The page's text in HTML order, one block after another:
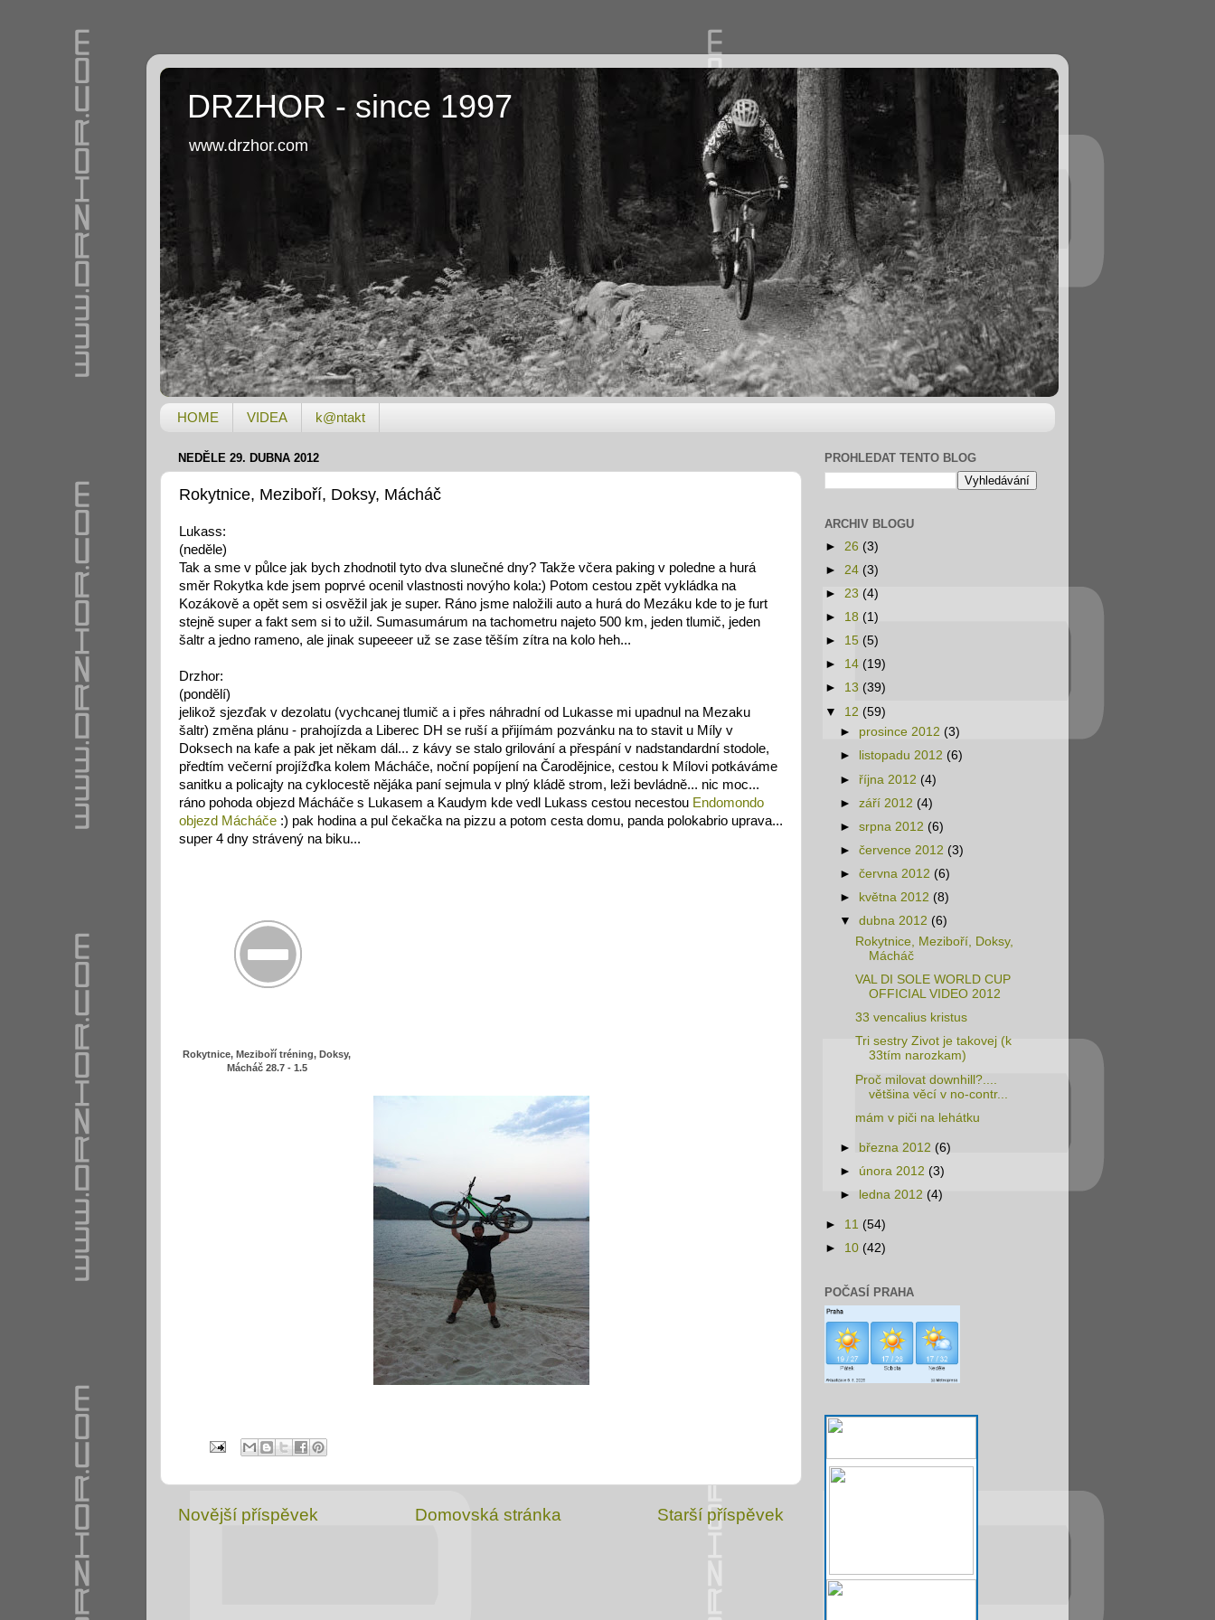
DRZHOR - since 1997
www.drzhor.com
HOME VIDEA k@ntakt
NEDĚLE 29. DUBNA 2012
Rokytnice, Meziboří, Doksy, Mácháč
Lukass:
(neděle)
Tak a sme v půlce jak bych zhodnotil tyto dva slunečné dny? Takže včera paking v poledne a hurá
směr Rokytka kde jsem poprvé ocenil vlastnosti novýho kola:) Potom cestou zpět vykládka na
Kozákově a opět sem si osvěžil jak je super. Ráno jsme naložili auto a hurá do Mezáku kde to je furt
stejně super a fakt sem si to užil. Sumasumárum na tachometru najeto 500 km, jeden tlumič, jeden
šaltr a jedno rameno, ale jinak supeeeer už se zase těším zítra na kolo heh...
Drzhor:
(pondělí)
jelikož sjezďak v dezolatu (vychcanej tlumič a i přes náhradní od Lukasse mi upadnul na Mezaku
šaltr) změna plánu - prahojízda a Liberec DH se ruší a přijímám pozvánku na to stavit u Míly v
Doksech na kafe a pak jet někam dál... z kávy se stalo grilování a přespání v nadstandardní stodole,
předtím večerní projížďka kolem Mácháče, noční popíjení na Čarodějnice, cestou k Mílovi potkáváme
sanitku a policajty na cyklocestě nějáka paní sejmula v plný kládě strom, leži bevládně... nic moc...
ráno pohoda objezd Mácháče s Lukasem a Kaudym kde vedl Lukass cestou necestou Endomondo
objezd Mácháče :) pak hodina a pul čekačka na pizzu a potom cesta domu, panda polokabrio uprava...
super 4 dny strávený na biku...
Rokytnice, Meziboří tréning, Doksy,
Mácháč 28.7 - 1.5
Novější příspěvek Starší příspěvek
Domovská stránka
PROHLEDAT TENTO BLOG
ARCHIV BLOGU
► 26 (3)
► 24 (3)
► 23 (4)
► 18 (1)
► 15 (5)
► 14 (19)
► 13 (39)
▼ 12 (59)
► prosince 2012 (3)
►
listopadu 2012 (6)
►října 2012 (4)
►září 2012 (4)
►srpna 2012 (6)
►července 2012 (3)
►června 2012 (6)
►
května 2012 (8)
▼dubna 2012 (6)
Rokytnice, Meziboří, Doksy,
Mácháč
VAL DI SOLE WORLD CUP
OFFICIAL VIDEO 2012
33 vencalius kristus
Tri sestry Zivot je takovej (k
33tím narozkam)
Proč milovat downhill?....
většina věcí v no-contr...
mám v piči na lehátku
► března 2012 (6)
► února 2012 (3)
►
ledna 2012(4)
► 11 (54)
► 10 (42)
POČASÍ PRAHA